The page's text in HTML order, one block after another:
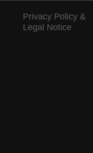
Privacy Policy &
Legal Notice